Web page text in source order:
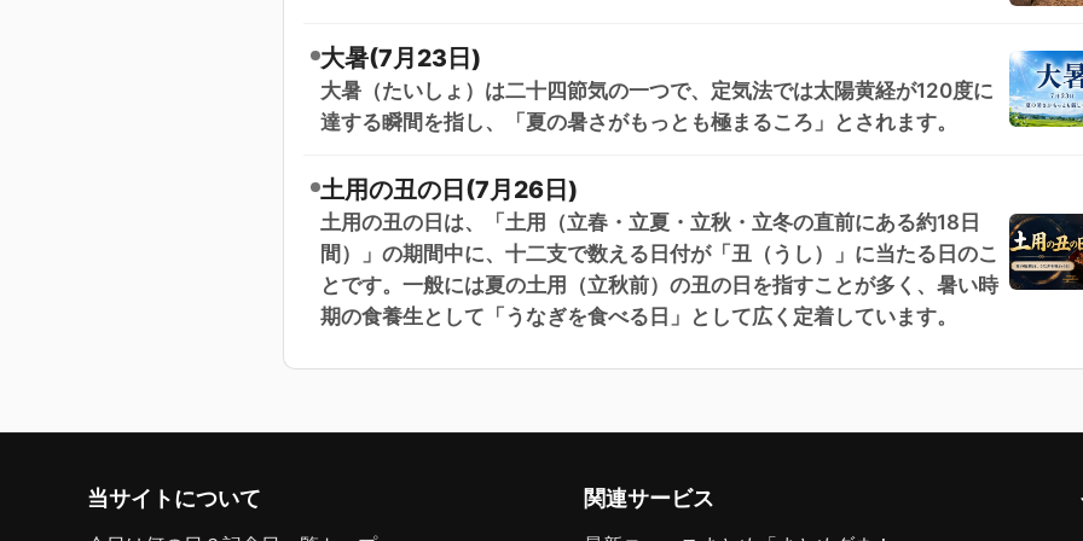
大暑(7月23日)
大暑（たいしょ）は二十四節気の一つで、定気法では太陽黄経が120度に
達する瞬間を指し、「夏の暑さがもっとも極まるころ」とされます。
土用の丑の日(7月26日)
土用の丑の日は、「土用（立春・立夏・立秋・立冬の直前にある約18日
間）」の期間中に、十二支で数える日付が「丑（うし）」に当たる日のこ
とです。一般には夏の土用（立秋前）の丑の日を指すことが多く、暑い時
期の食養生として「うなぎを食べる日」として広く定着しています。
当サイトについて 関連サービス